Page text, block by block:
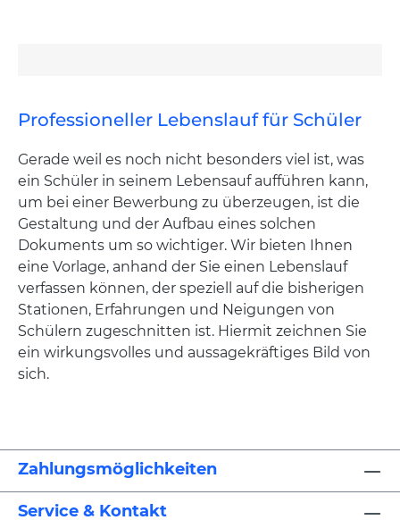
Professioneller Lebenslauf für Schüler
Gerade weil es noch nicht besonders viel ist, was
ein Schüler in seinem Lebensauf aufführen kann,
um bei einer Bewerbung zu überzeugen, ist die
Gestaltung und der Aufbau eines solchen
Dokuments um so wichtiger. Wir bieten Ihnen
eine Vorlage, anhand der Sie einen Lebenslauf
verfassen können, der speziell auf die bisherigen
Stationen, Erfahrungen und Neigungen von
Schülern zugeschnitten ist. Hiermit zeichnen Sie
ein wirkungsvolles und aussagekräftiges Bild von
sich.
Zahlungsmöglichkeiten
Service & Kontakt